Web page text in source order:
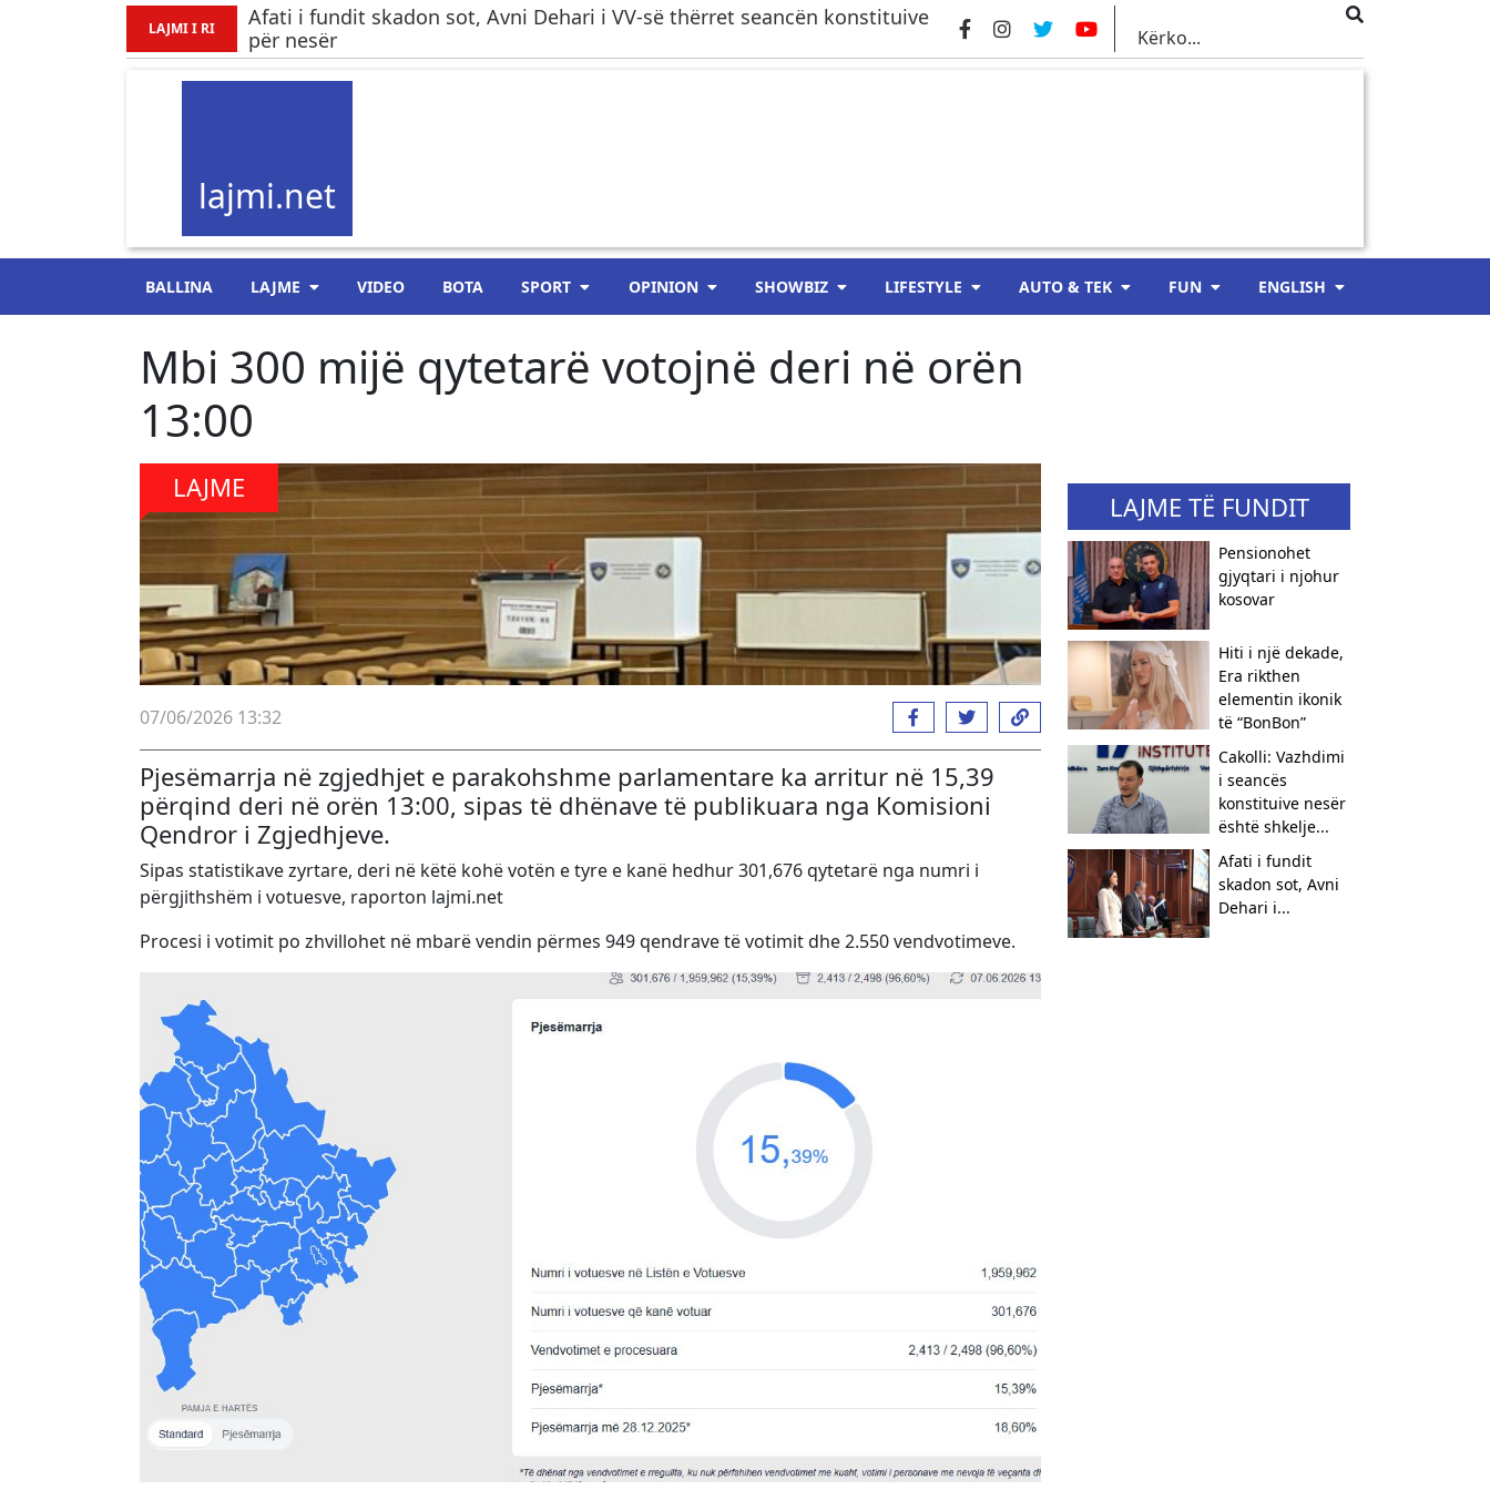
LAJMI I RI
Afati i fundit skadon sot, Avni Dehari i VV-së thërret seancën konstituive
për nesër
lajmi.net
BALLINA LAJME VIDEO BOTA SPORT OPINION SHOWBIZ LIFESTYLE AUTO & TEK FUN ENGLISH
Mbi 300 mijë qytetarë votojnë deri në orën
13:00
LAJME
07/06/2026 13:32
Pjesëmarrja në zgjedhjet e parakohshme parlamentare ka arritur në 15,39
përqind deri në orën 13:00, sipas të dhënave të publikuara nga Komisioni
Qendror i Zgjedhjeve.
Sipas statistikave zyrtare, deri në këtë kohë votën e tyre e kanë hedhur 301,676 qytetarë nga numri i
përgjithshëm i votuesve, raporton lajmi.net
Procesi i votimit po zhvillohet në mbarë vendin përmes 949 qendrave të votimit dhe 2.550 vendvotimeve.
LAJME TË FUNDIT
Pensionohet
gjyqtari i njohur
kosovar
Hiti i një dekade,
Era rikthen
elementin ikonik
të “BonBon”
Cakolli: Vazhdimi
i seancës
konstituive nesër
është shkelje...
Afati i fundit
skadon sot, Avni
Dehari i...